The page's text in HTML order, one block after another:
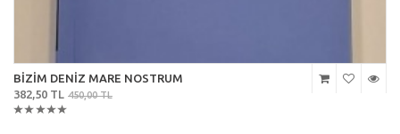
BİZİM DENİZ MARE NOSTRUM
382,50 TL 450,00 TL